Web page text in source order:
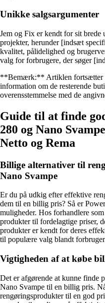
Unikke salgsargumenter
Jem og Fix er kendt for sit
projekter, herunder [indsæt
kvalitet, pålidelighed og
valg for forbrugere, der søger
**Bemærk:** Artiklen fortsætter
information om de resterende
overensstemmelse med de
Guide til at finde
280 og Nano
Netto og Rema
Billige alternativer til
Nano Svampe
Er du på udkig efter effektive
dem til en billig pris? Så er
muligheder. Hos forhandlere
produkter til fordelagtige priser,
produkter er kendt for deres
til populære valg blandt
Vigtigheden af at købe
Det er afgørende at kunne finde
Nano Svampe til en billig pris.
rengøringsprodukter til en god